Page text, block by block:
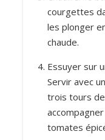
courgettes
les plonger
chaude.
Essuyer sur
Servir avec
trois tours
tomates